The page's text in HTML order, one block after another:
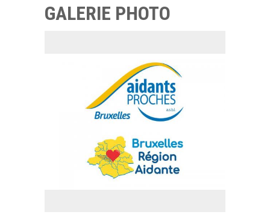
GALERIE PHOTO